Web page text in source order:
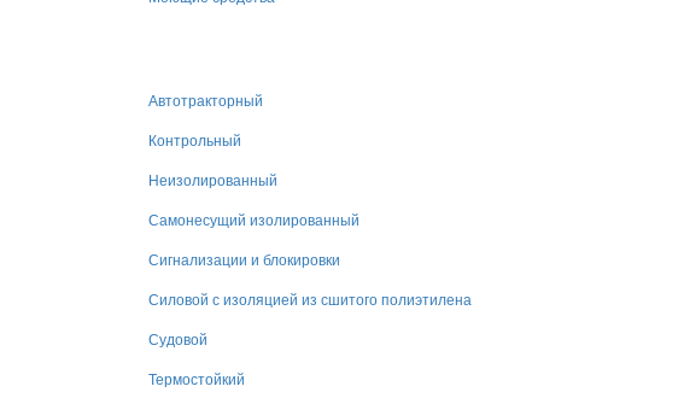
Автотракторный
Контрольный
Неизолированный
Самонесущий изолированный
Сигнализации и блокировки
Силовой с изоляцией из сшитого полиэтилена
Судовой
Термостойкий